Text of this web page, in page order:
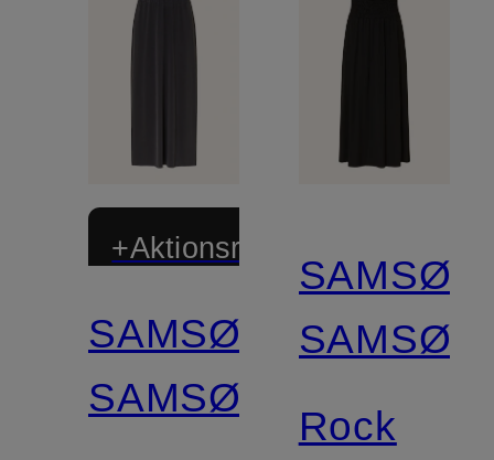
+Aktionsrabatt
Zertifiziert
SAMSØE
SAMSØE
SAMSØE
SAMSØE
Rock